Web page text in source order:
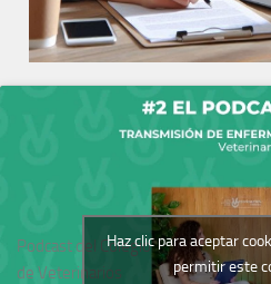
Podcast del Colegio
de Veterinarios
Haz clic para aceptar
permitir este